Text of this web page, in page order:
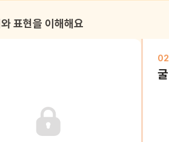
표현을 이해해요
02
굴